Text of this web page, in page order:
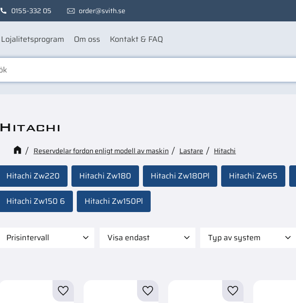
0155-332 05 order@svith.se
Lojalitetsprogram Om oss Kontakt & FAQ
Hitachi
Reservdelar fordon enligt modell av maskin Lastare Hitachi
Hitachi Zw220 Hitachi Zw180 Hitachi Zw180Pl Hitachi Zw65
Hitachi Zw150 6 Hitachi Zw150Pl
Prisintervall Visa endast Typ av system
Lägg till i favoriter Lägg till i favoriter Lägg till i